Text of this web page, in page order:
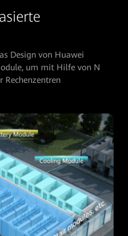
Design von Huawei
um mit Hilfe von N
Rechenzentren